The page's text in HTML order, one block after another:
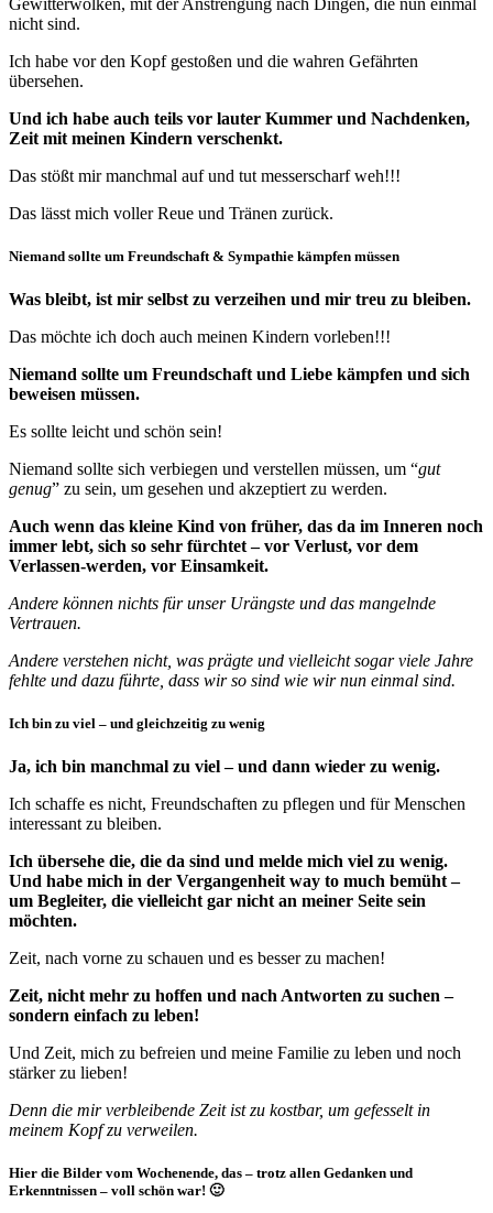
nicht sind.
Ich habe vor den Kopf gestoßen und die wahren Gefährten
übersehen.
Und ich habe auch teils vor lauter Kummer und Nachdenken,
Zeit mit meinen Kindern verschenkt.
Das stößt mir manchmal auf und tut messerscharf weh!!!
Das lässt mich voller Reue und Tränen zurück.
Niemand sollte um Freundschaft & Sympathie kämpfen müssen
Was bleibt, ist mir selbst zu verzeihen und mir treu zu bleiben.
Das möchte ich doch auch meinen Kindern vorleben!!!
Niemand sollte um Freundschaft und Liebe kämpfen und sich
beweisen müssen.
Es sollte leicht und schön sein!
Niemand sollte sich verbiegen und verstellen müssen, um “gut
genug” zu sein, um gesehen und akzeptiert zu werden.
Auch wenn das kleine Kind von früher, das da im Inneren noch
immer lebt, sich so sehr fürchtet – vor Verlust, vor dem
Verlassen-werden, vor Einsamkeit.
Andere können nichts für unser Urängste und das mangelnde
Vertrauen.
Andere verstehen nicht, was prägte und vielleicht sogar viele Jahre
fehlte und dazu führte, dass wir so sind wie wir nun einmal sind.
Ich bin zu viel – und gleichzeitig zu wenig
Ja, ich bin manchmal zu viel – und dann wieder zu wenig.
Ich schaffe es nicht, Freundschaften zu pflegen und für Menschen
interessant zu bleiben.
Ich übersehe die, die da sind und melde mich viel zu wenig.
Und habe mich in der Vergangenheit way to much bemüht –
um Begleiter, die vielleicht gar nicht an meiner Seite sein
möchten.
Zeit, nach vorne zu schauen und es besser zu machen!
Zeit, nicht mehr zu hoffen und nach Antworten zu suchen –
sondern einfach zu leben!
Und Zeit, mich zu befreien und meine Familie zu leben und noch
stärker zu lieben!
Denn die mir verbleibende Zeit ist zu kostbar, um gefesselt in
meinem Kopf zu verweilen.
Hier die Bilder vom Wochenende, das – trotz allen Gedanken und
Erkenntnissen – voll schön war! 🙂